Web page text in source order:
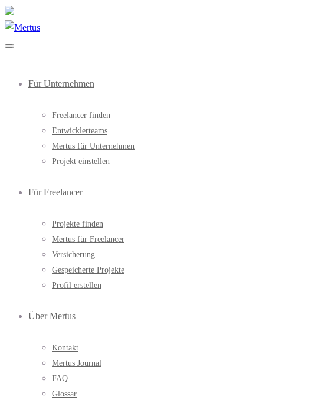
Für Unternehmen
Freelancer finden
Entwicklerteams
Mertus für Unternehmen
Projekt einstellen
Für Freelancer
Projekte finden
Mertus für Freelancer
Versicherung
Gespeicherte Projekte
Profil erstellen
Über Mertus
Kontakt
Mertus Journal
FAQ
Glossar